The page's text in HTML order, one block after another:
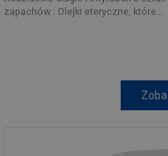
zapachów . Olejki eteryczne, które...